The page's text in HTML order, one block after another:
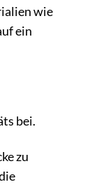
wie
ein
bei.
zu